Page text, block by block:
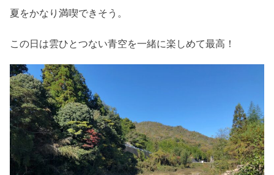
夏をかなり満喫できそう。
この日は雲ひとつない青空を一緒に楽しめて最高！